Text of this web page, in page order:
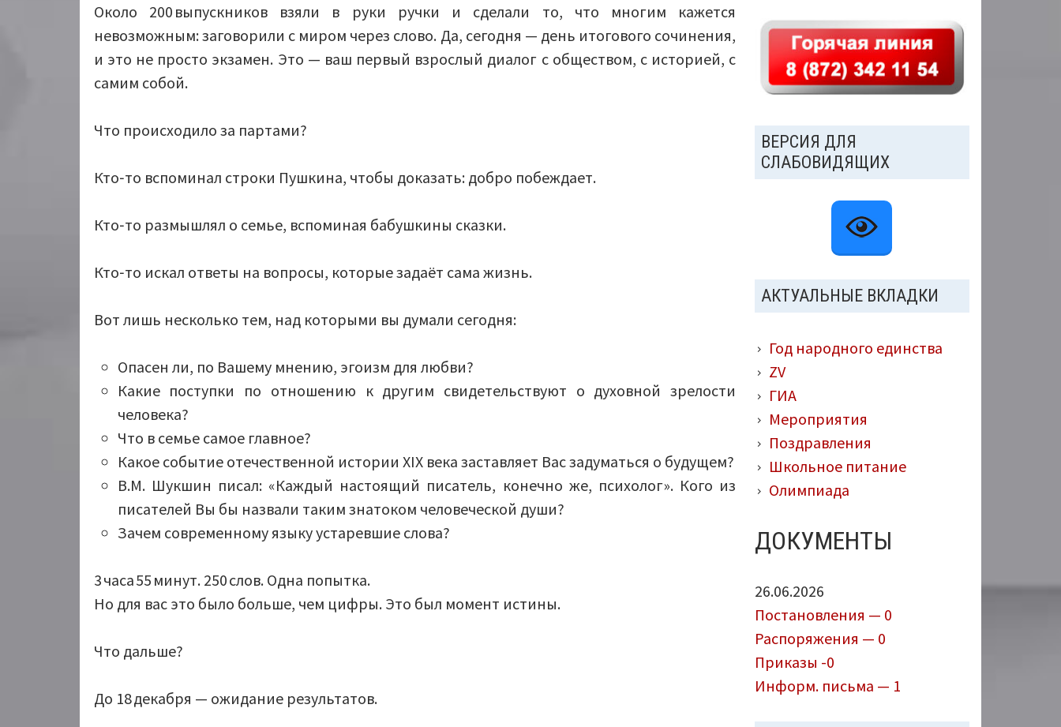
Сегодня
в
Кизилюрте
—
сердца!
Около 200 выпускников взяли в руки ручки и сделали то, что многим кажется
невозможным: заговорили с миром через слово. Да, сегодня — день итогового сочинения,
и это не просто экзамен. Это — ваш первый взрослый диалог с обществом, с историей, с
самим собой.
Что происходило за партами?
Кто‑то вспоминал строки Пушкина, чтобы доказать: добро побеждает.
Кто‑то размышлял о семье, вспоминая бабушкины сказки.
Кто‑то искал ответы на вопросы, которые задаёт сама жизнь.
Вот лишь несколько тем, над которыми вы думали сегодня:
Опасен ли, по Вашему мнению, эгоизм для любви?
Какие поступки по отношению к другим свидетельствуют о духовной зрелости
человека?
Что в семье самое главное?
Какое событие отечественной истории XIX века заставляет Вас задуматься о будущем?
В.М. Шукшин писал: «Каждый настоящий писатель, конечно же, психолог». Кого из
писателей Вы бы назвали таким знатоком человеческой души?
Зачем современному языку устаревшие слова?
3 часа 55 минут. 250 слов. Одна попытка.
Но для вас это было больше, чем цифры. Это был момент истины.
Что дальше?
До 18 декабря — ожидание результатов.
ВЕРСИЯ ДЛЯ
СЛАБОВИДЯЩИХ
АКТУАЛЬНЫЕ ВКЛАДКИ
Год народного единства
ZV
ГИА
Мероприятия
Поздравления
Школьное питание
Олимпиада
ДОКУМЕНТЫ
26.06.2026
Постановления — 0
Распоряжения — 0
Приказы -0
Информ. письма — 1